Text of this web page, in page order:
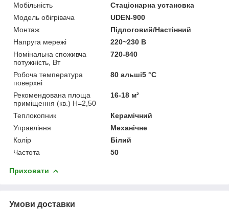
Мобільність
Стаціонарна установка
Модель обігрівача
UDEN-900
Монтаж
Підлоговий/Настінний
Напруга мережі
220~230 В
Номінальна споживча
потужність, Вт
720-840
Робоча температура
поверхні
80 альші5 °C
Рекомендована площа
приміщення (кв.) H=2,50
16-18 м²
Теплокопник
Керамічний
Управління
Механічне
Колір
Білий
Частота
50
Приховати
Умови доставки